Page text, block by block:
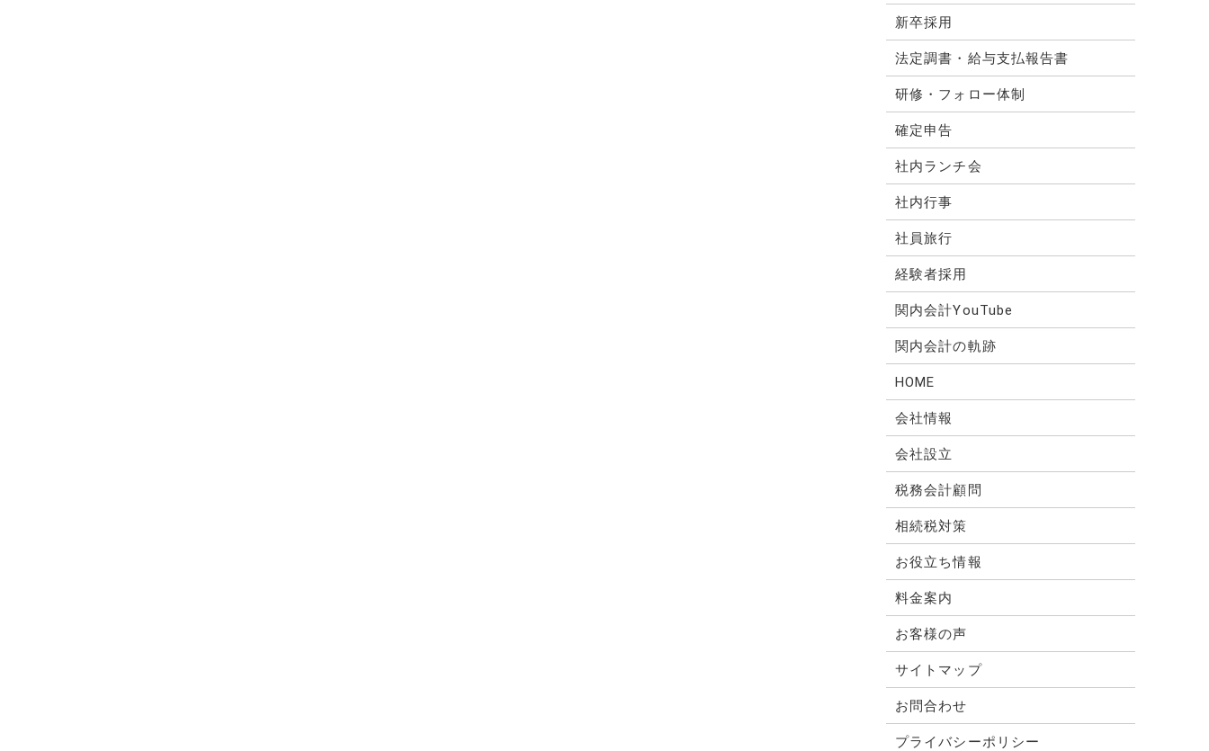
新卒採用
法定調書・給与支払報告書
研修・フォロー体制
確定申告
社内ランチ会
社内行事
社員旅行
経験者採用
関内会計YouTube
関内会計の軌跡
HOME
会社情報
会社設立
税務会計顧問
相続税対策
お役立ち情報
料金案内
お客様の声
サイトマップ
お問合わせ
プライバシーポリシー